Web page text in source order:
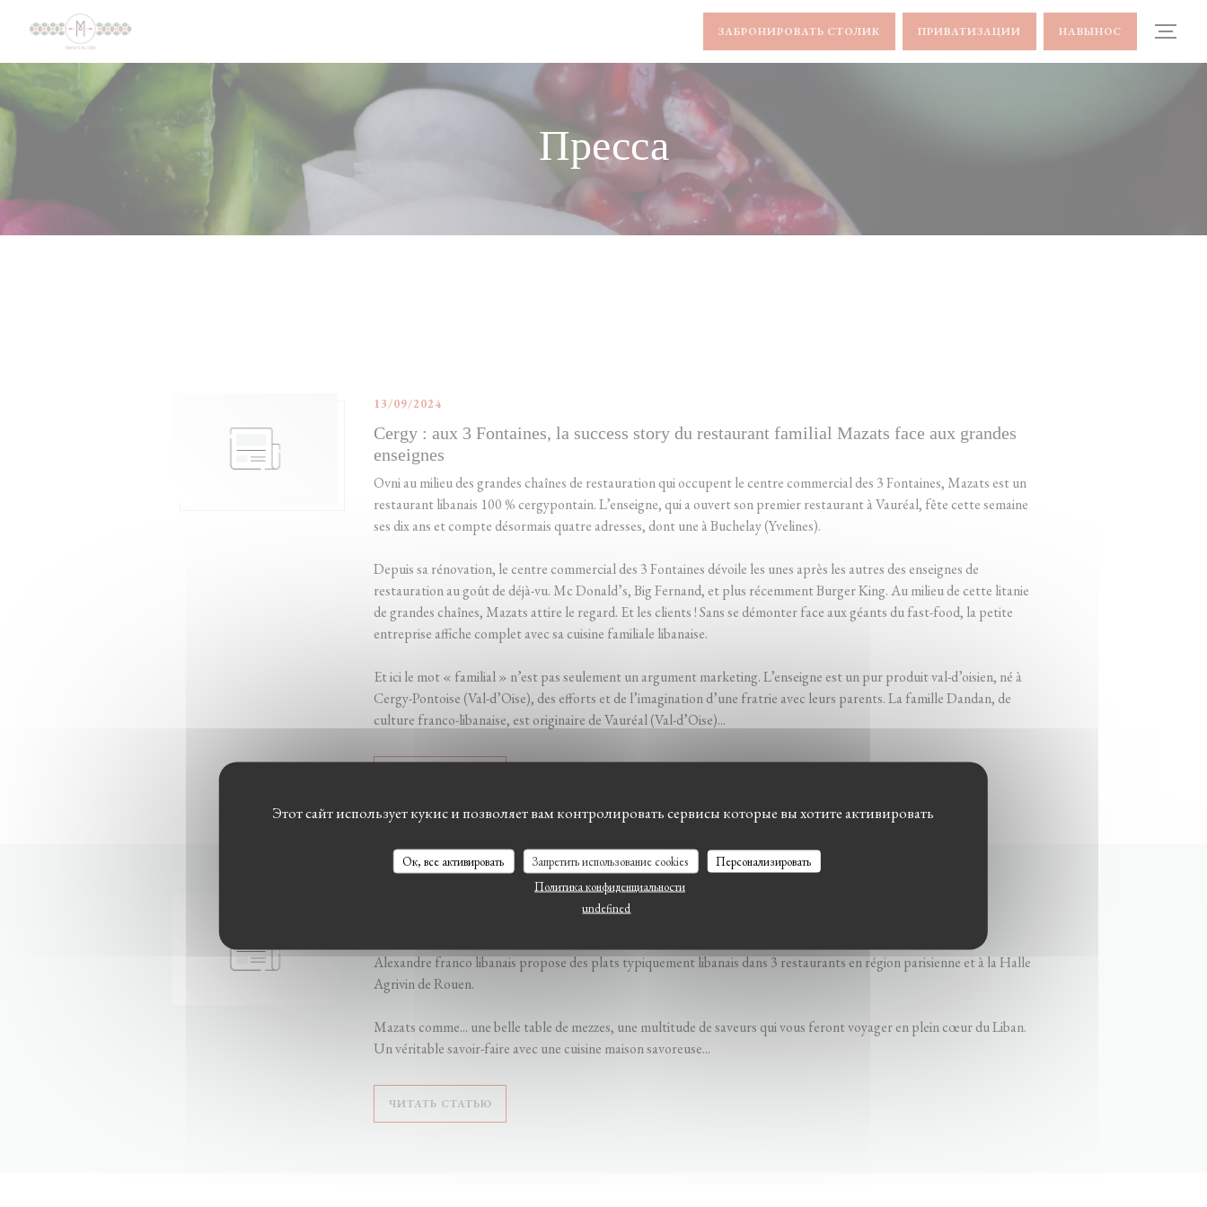
Панель управления cookies
Этот сайт использует кукис и позволяет вам контролировать сервисы которые вы хотите активировать
Ок, все активировать Запретить использование cookies
Персонализировать
Политика конфиденциальности
undefined
ЗАБРОНИРОВАТЬ СТОЛИК ПРИВАТИЗАЦИИ НАВЫНОС
Пресса
Cergy : aux 3 Fontaines, la success story du restaurant familial Mazats face aux grandes
enseignes
13/09/2024
Ovni au milieu des grandes chaînes de restauration qui occupent le centre commercial des 3 Fontaines, Mazats est un
restaurant libanais 100 % cergypontain. L’enseigne, qui a ouvert son premier restaurant à Vauréal, fête cette semaine
ses dix ans et compte désormais quatre adresses, dont une à Buchelay (Yvelines).
Depuis sa rénovation, le centre commercial des 3 Fontaines dévoile les unes après les autres des enseignes de
restauration au goût de déjà-vu. Mc Donald’s, Big Fernand, et plus récemment Burger King. Au milieu de cette litanie
de grandes chaînes, Mazats attire le regard. Et les clients ! Sans se démonter face aux géants du fast-food, la petite
entreprise affiche complet avec sa cuisine familiale libanaise.
Et ici le mot « familial » n’est pas seulement un argument marketing. L’enseigne est un pur produit val-d’oisien, né à
Cergy-Pontoise (Val-d’Oise), des efforts et de l’imagination d’une fratrie avec leurs parents. La famille Dandan, de
culture franco-libanaise, est originaire de Vauréal (Val-d’Oise)...
Alexandre franco libanais propose des plats typiquement libanais dans 3 restaurants en région parisienne et à la Halle
Agrivin de Rouen.
Mazats comme... une belle table de mezzes, une multitude de saveurs qui vous feront voyager en plein cœur du Liban.
Un véritable savoir-faire avec une cuisine maison savoreuse...
ЧИТАТЬ СТАТЬЮ((ОТКРЫВАЕТСЯ В НОВОМ ОКНЕ))